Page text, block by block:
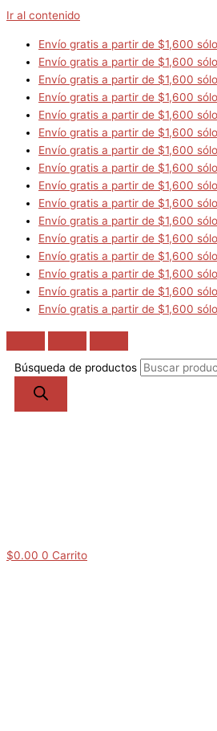
Ir al contenido
Envío gratis a partir de $1,600
Envío gratis a partir de $1,600
Envío gratis a partir de $1,600
Envío gratis a partir de $1,600
Envío gratis a partir de $1,600
Envío gratis a partir de $1,600
Envío gratis a partir de $1,600
Envío gratis a partir de $1,600
Envío gratis a partir de $1,600
Envío gratis a partir de $1,600
Envío gratis a partir de $1,600
Envío gratis a partir de $1,600
Envío gratis a partir de $1,600
Envío gratis a partir de $1,600
Envío gratis a partir de $1,600
Envío gratis a partir de $1,600
Búsqueda de productos
$0.00 0 Carrito